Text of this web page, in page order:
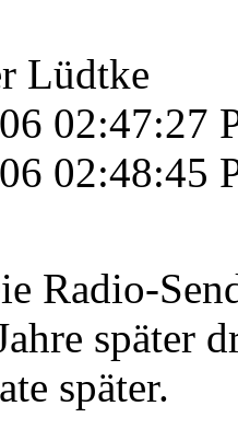
Lüdtke
02:47:27
02:48:45
Radio-
später
später.